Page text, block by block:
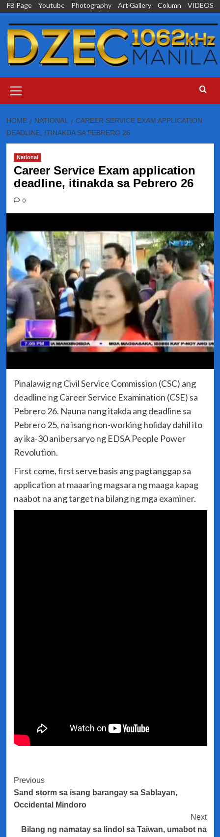
Skip
content
FB Page Youtube Photography Art Gallery Column VIDEOS
Menu
HOME NATIONAL
CAREER SERVICE EXAM APPLICATION
DEADLINE, ITINAKDA SA PEBRERO 26
National
Career Service Exam application
deadline, itinakda sa Pebrero 26
0
Pinalawig ng Civil Service Commission (CSC) ang
deadline ng Career Service Examination (CSE) sa
Pebrero 26. Nauna nang itakda ang deadline sa
Pebrero 25, na isang non-working holiday dahil ito
ay ika-30 anibersaryo ng EDSA People Power
Revolution.
First come, first serve basis ang pagtanggap sa
application at maaaring magsara ng maaga kapag
naabot na ang target na bilang ng mga examiner.
Post
Navigation
Previous
Sand storm sa isang barangay sa Sablayan,
Occidental Mindoro
Next
Bilang ng namatay sa lindol sa Taiwan, umabot na